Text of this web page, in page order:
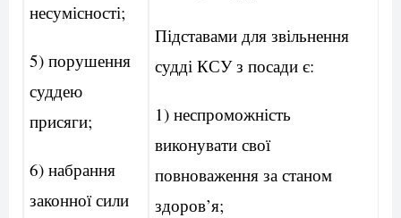
несумісності;
5) порушення
суддею
присяги;
6) набрання
законної сили
Підставами для звільнення
судді КСУ з посади є:
1) неспроможність
виконувати свої
повноваження за станом
здоров’я;